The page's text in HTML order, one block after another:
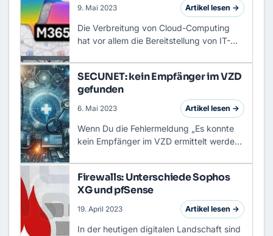
Die Verbreitung von Cloud-Computing
hat vor allem die Bereitstellung von IT-
Microsoft 365 (ehemals Office 365) hat
sich dabei vom reinen Liz…
9. Mai 2023 Artikel lesen →
SECUNET: kein Empfänger im VZD
gefunden
Wenn Du die Fehlermeldung „Es konnte
kein Empfänger im VZD ermittelt werden.
und die eingetragene LDAP-URL in den
Stammdaten.“ siehst, we…
6. Mai 2023 Artikel lesen →
Firewalls: Unterschiede Sophos
XG und pfSense
In der heutigen digitalen Landschaft sind
19. April 2023 Artikel lesen →